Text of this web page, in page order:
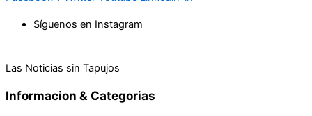
Síguenos en Instagram
Las Noticias sin Tapujos
Informacion & Categorias